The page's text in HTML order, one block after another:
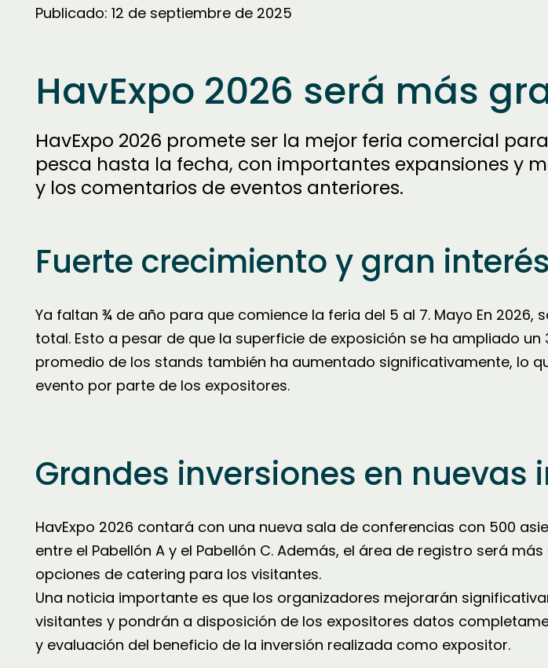
Publicado: 12 de septiembre de 2025
HavExpo 2026 será más
HavExpo 2026 promete ser la mejor feria comercial
pesca hasta la fecha, con importantes expansiones y
y los comentarios de eventos anteriores.
Fuerte crecimiento y gran interés
Ya faltan ¾ de año para que comience la feria del 5 al 7. Mayo En 2026,
total. Esto a pesar de que la superficie de exposición se ha ampliado un
promedio de los stands también ha aumentado significativamente, lo
evento por parte de los expositores.
Grandes inversiones en nuevas
HavExpo 2026 contará con una nueva sala de conferencias con 500
entre el Pabellón A y el Pabellón C. Además, el área de registro será
opciones de catering para los visitantes.
Una noticia importante es que los organizadores mejorarán
visitantes y pondrán a disposición de los expositores datos
y evaluación del beneficio de la inversión realizada como expositor.